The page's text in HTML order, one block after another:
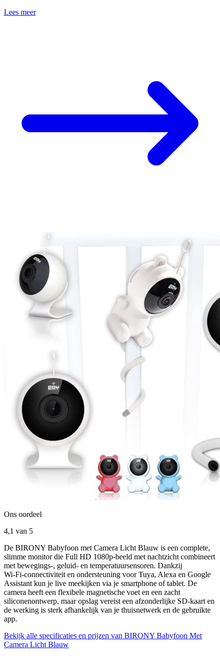
Lees meer
Ons oordeel
4,1 van 5
De BIRONY Babyfoon met Camera Licht Blauw is een complete,
slimme monitor die Full HD 1080p‑beeld met nachtzicht combineert
met bewegings-, geluid- en temperatuursensoren. Dankzij
Wi‑Fi‑connectiviteit en ondersteuning voor Tuya, Alexa en Google
Assistant kun je live meekijken via je smartphone of tablet. De
camera heeft een flexibele magnetische voet en een zacht
siliconenontwerp, maar opslag vereist een afzonderlijke SD‑kaart en
de werking is sterk afhankelijk van je thuisnetwerk en de gebruikte
app.
Bekijk alle specificaties en prijzen van BIRONY Babyfoon Met
Camera Licht Blauw